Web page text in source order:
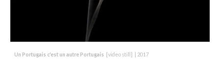
Un Portugais c'est un autre Portugais [video still] | 2017